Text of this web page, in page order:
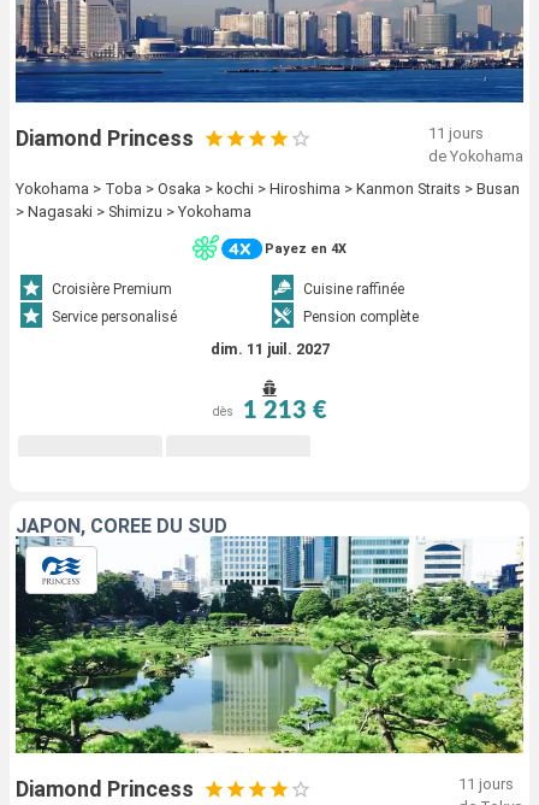
Diamond Princess
11 jours
de Yokohama
Yokohama > Toba > Osaka > kochi > Hiroshima > Kanmon Straits > Busan
> Nagasaki > Shimizu > Yokohama
Payez en 4X
Croisière Premium
Cuisine raffinée
Service personalisé
Pension complète
dim. 11 juil. 2027
dès 1 213 €
JAPON, CORÉE DU SUD
Diamond Princess
11 jours